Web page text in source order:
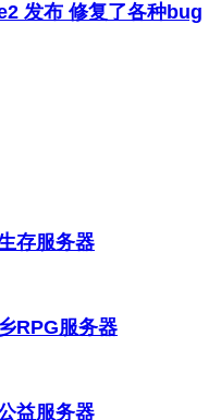
发布 修复了各种bug
存服务器
RPG服务器
益服务器